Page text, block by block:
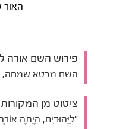
האור
פירוש השם אורה
השם מבטא שמחה,
ציטוט מן
"לַיְּהוּדִים, הָיְתָה